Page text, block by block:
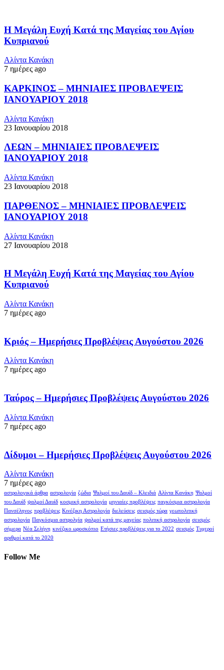
Η Μεγάλη Ευχή Κατά της Μαγείας του Αγίου
Κυπριανού
Αλίντα Κανάκη
7 ημέρες ago
ΚΑΡΚΙΝΟΣ – ΜΗΝΙΑΙΕΣ ΠΡΟΒΛΕΨΕΙΣ
ΙΑΝΟΥΑΡΙΟΥ 2018
Αλίντα Κανάκη
23 Ιανουαρίου 2018
ΛΕΩΝ – ΜΗΝΙΑΙΕΣ ΠΡΟΒΛΕΨΕΙΣ
ΙΑΝΟΥΑΡΙΟΥ 2018
Αλίντα Κανάκη
23 Ιανουαρίου 2018
ΠΑΡΘΕΝΟΣ – ΜΗΝΙΑΙΕΣ ΠΡΟΒΛΕΨΕΙΣ
ΙΑΝΟΥΑΡΙΟΥ 2018
Αλίντα Κανάκη
27 Ιανουαρίου 2018
Η Μεγάλη Ευχή Κατά της Μαγείας του Αγίου
Κυπριανού
Αλίντα Κανάκη
7 ημέρες ago
Κριός – Ημερήσιες Προβλέψεις Αυγούστου 2026
Αλίντα Κανάκη
7 ημέρες ago
Ταύρος – Ημερήσιες Προβλέψεις Αυγούστου 2026
Αλίντα Κανάκη
7 ημέρες ago
Δίδυμοι – Ημερήσιες Προβλέψεις Αυγούστου 2026
Αλίντα Κανάκη
7 ημέρες ago
αστρολογικά άρθρα αστρολογία ζώδια Ψαλμοί του Δαυίδ – Κλειδιά Αλίντα Κανάκη Ψαλμοί
του Δαυίδ ψαλμοί Δαυίδ κοσμική αστρολογία μηνιαίες προβλέψεις παγκόσμια αστρολογία
Πανσέληνος προβλέψεις Κινέζικη Αστρολογία διελεύσεις σεισμός τώρα γεωπολιτική
αστρολογία Παγκόσμια αστρολγία ψαλμοί κατά της μαγείας πολιτική αστρολογία σεισμός
σήμερα Νέα Σελήνη κινέζικο ωροσκόπιο Ετήσιες προβλέψεις για το 2022 σεισμός Τυχεροί
αριθμοί κατά το 2020
Follow Me